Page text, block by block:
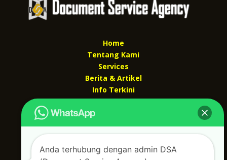
Home
Tentang Kami
Services
Berita & Artikel
Info Terkini
Kontak Kami
Kontak kami
Alamat kantor :
Jl Swadaya Pam No 6 Rt 006 Rw 007 Jatinegara,
Anda terhubung dengan admin DSA